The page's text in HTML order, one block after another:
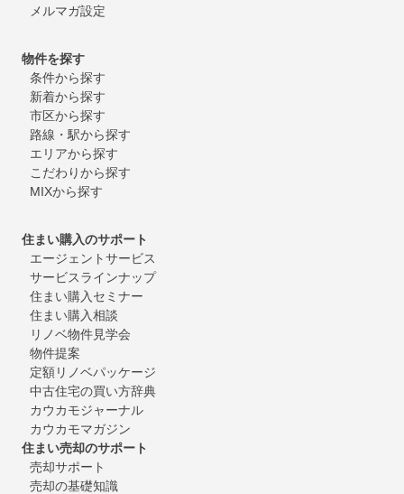
メルマガ設定
物件を探す
条件から探す
新着から探す
市区から探す
路線・駅から探す
エリアから探す
こだわりから探す
MIXから探す
住まい購入のサポート
エージェントサービス
サービスラインナップ
住まい購入セミナー
住まい購入相談
リノベ物件見学会
物件提案
定額リノベパッケージ
中古住宅の買い方辞典
カウカモジャーナル
カウカモマガジン
住まい売却のサポート
売却サポート
売却の基礎知識